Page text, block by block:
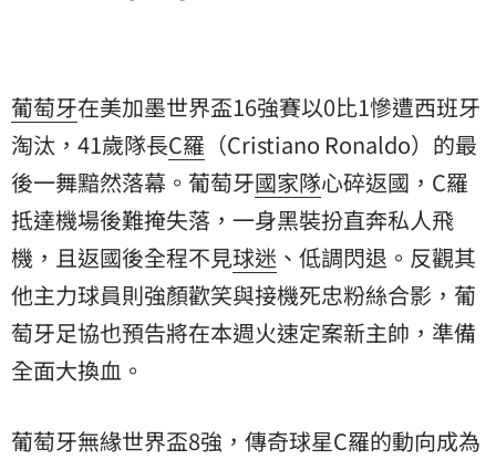
葡萄牙在美加墨世界盃16強賽以0比1慘遭西班牙
淘汰，41歲隊長C羅 （Cristiano Ronaldo）的最
後一舞黯然落幕。葡萄牙國家隊心碎返國，C羅
抵達機場後難掩失落，一身黑裝扮直奔私人飛
機，且返國後全程不見球迷 、低調閃退。反觀其
他主力球員則強顏歡笑與接機死忠粉絲合影，葡
萄牙足協也預告將在本週火速定案新主帥，準備
全面大換血。
葡萄牙無緣世界盃8強，傳奇球星C羅的動向成為